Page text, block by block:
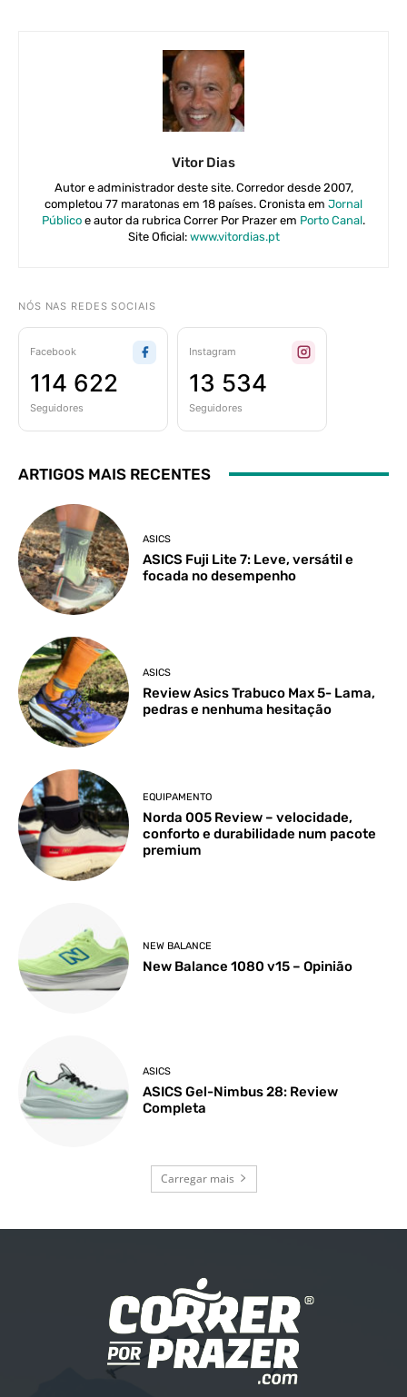
Vitor Dias
Autor e administrador deste site. Corredor desde 2007,
completou 77 maratonas em 18 países. Cronista em Jornal
Público e autor da rubrica Correr Por Prazer em Porto Canal.
Site Oficial: www.vitordias.pt
NÓS NAS REDES SOCIAIS
Facebook
114 622
Seguidores
Instagram
13 534
Seguidores
ARTIGOS MAIS RECENTES
ASICS
ASICS Fuji Lite 7: Leve, versátil e
focada no desempenho
ASICS
Review Asics Trabuco Max 5- Lama,
pedras e nenhuma hesitação
EQUIPAMENTO
Norda 005 Review – velocidade,
conforto e durabilidade num pacote
premium
NEW BALANCE
New Balance 1080 v15 – Opinião
ASICS
ASICS Gel-Nimbus 28: Review
Completa
Carregar mais